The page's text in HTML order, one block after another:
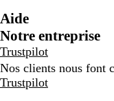
Aide
Notre entreprise
Trustpilot
Nos clients nous font
Trustpilot